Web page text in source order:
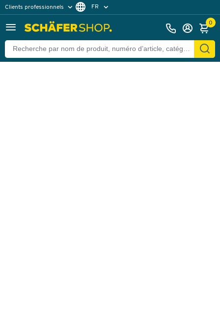
Clients professionnels
Clients particuliers
FR
0
Retour